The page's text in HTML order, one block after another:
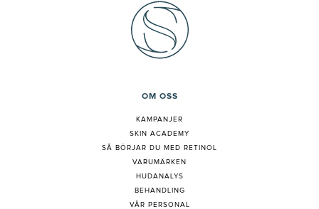
OM OSS
KAMPANJER
SKIN ACADEMY
SÅ BÖRJAR DU MED RETINOL
VARUMÄRKEN
HUDANALYS
BEHANDLING
VÅR PERSONAL